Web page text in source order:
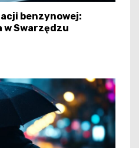
benzynowej:
Swarzędzu